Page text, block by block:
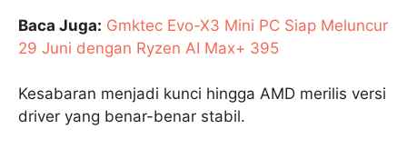
Baca Juga: Gmktec Evo-X3 Mini PC Siap Meluncur
29 Juni dengan Ryzen AI Max+ 395
Kesabaran menjadi kunci hingga AMD merilis versi
driver yang benar-benar stabil.